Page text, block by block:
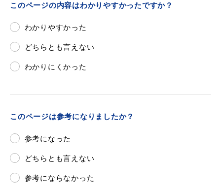
このページの内容はわかりやすかったですか？
わかりやすかった
どちらとも言えない
わかりにくかった
このページは参考になりましたか？
参考になった
どちらとも言えない
参考にならなかった